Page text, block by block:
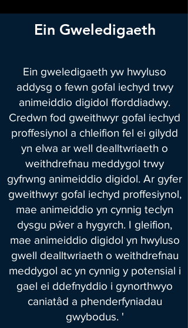
Ein Gweledigaeth
Ein gweledigaeth yw hwyluso
addysg o fewn gofal iechyd trwy
animeiddio digidol fforddiadwy.
Credwn fod gweithwyr gofal iechyd
proffesiynol a chleifion fel ei gilydd
yn elwa ar well dealltwriaeth o
weithdrefnau meddygol trwy
gyfrwng animeiddio digidol. Ar gyfer
gweithwyr gofal iechyd proffesiynol,
mae animeiddio yn cynnig teclyn
dysgu pŵer a hygyrch. I gleifion,
mae animeiddio digidol yn hwyluso
gwell dealltwriaeth o weithdrefnau
meddygol ac yn cynnig y potensial i
gael ei ddefnyddio i gynorthwyo
caniatâd a phenderfyniadau
gwybodus. '